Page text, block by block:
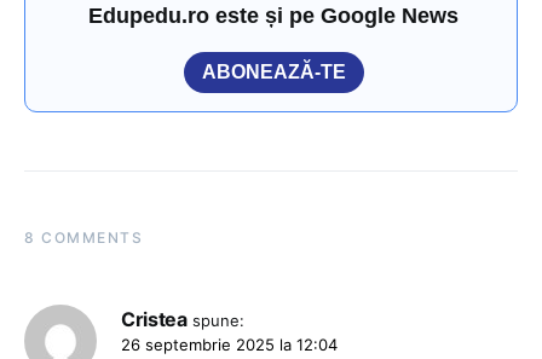
Edupedu.ro este și pe Google News
ABONEAZĂ-TE
8 COMMENTS
Cristea spune:
26 septembrie 2025 la 12:04